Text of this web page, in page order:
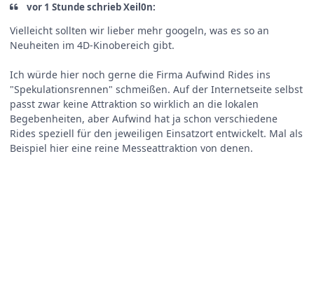
vor 1 Stunde schrieb Xeil0n:
Vielleicht sollten wir lieber mehr googeln, was es so an
Neuheiten im 4D-Kinobereich gibt.
Ich würde hier noch gerne die Firma Aufwind Rides ins
"Spekulationsrennen" schmeißen. Auf der Internetseite selbst
passt zwar keine Attraktion so wirklich an die lokalen
Begebenheiten, aber Aufwind hat ja schon verschiedene
Rides speziell für den jeweiligen Einsatzort entwickelt. Mal als
Beispiel hier eine reine Messeattraktion von denen.